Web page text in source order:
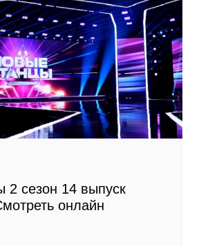
2 сезон 14 выпуск
онлайн